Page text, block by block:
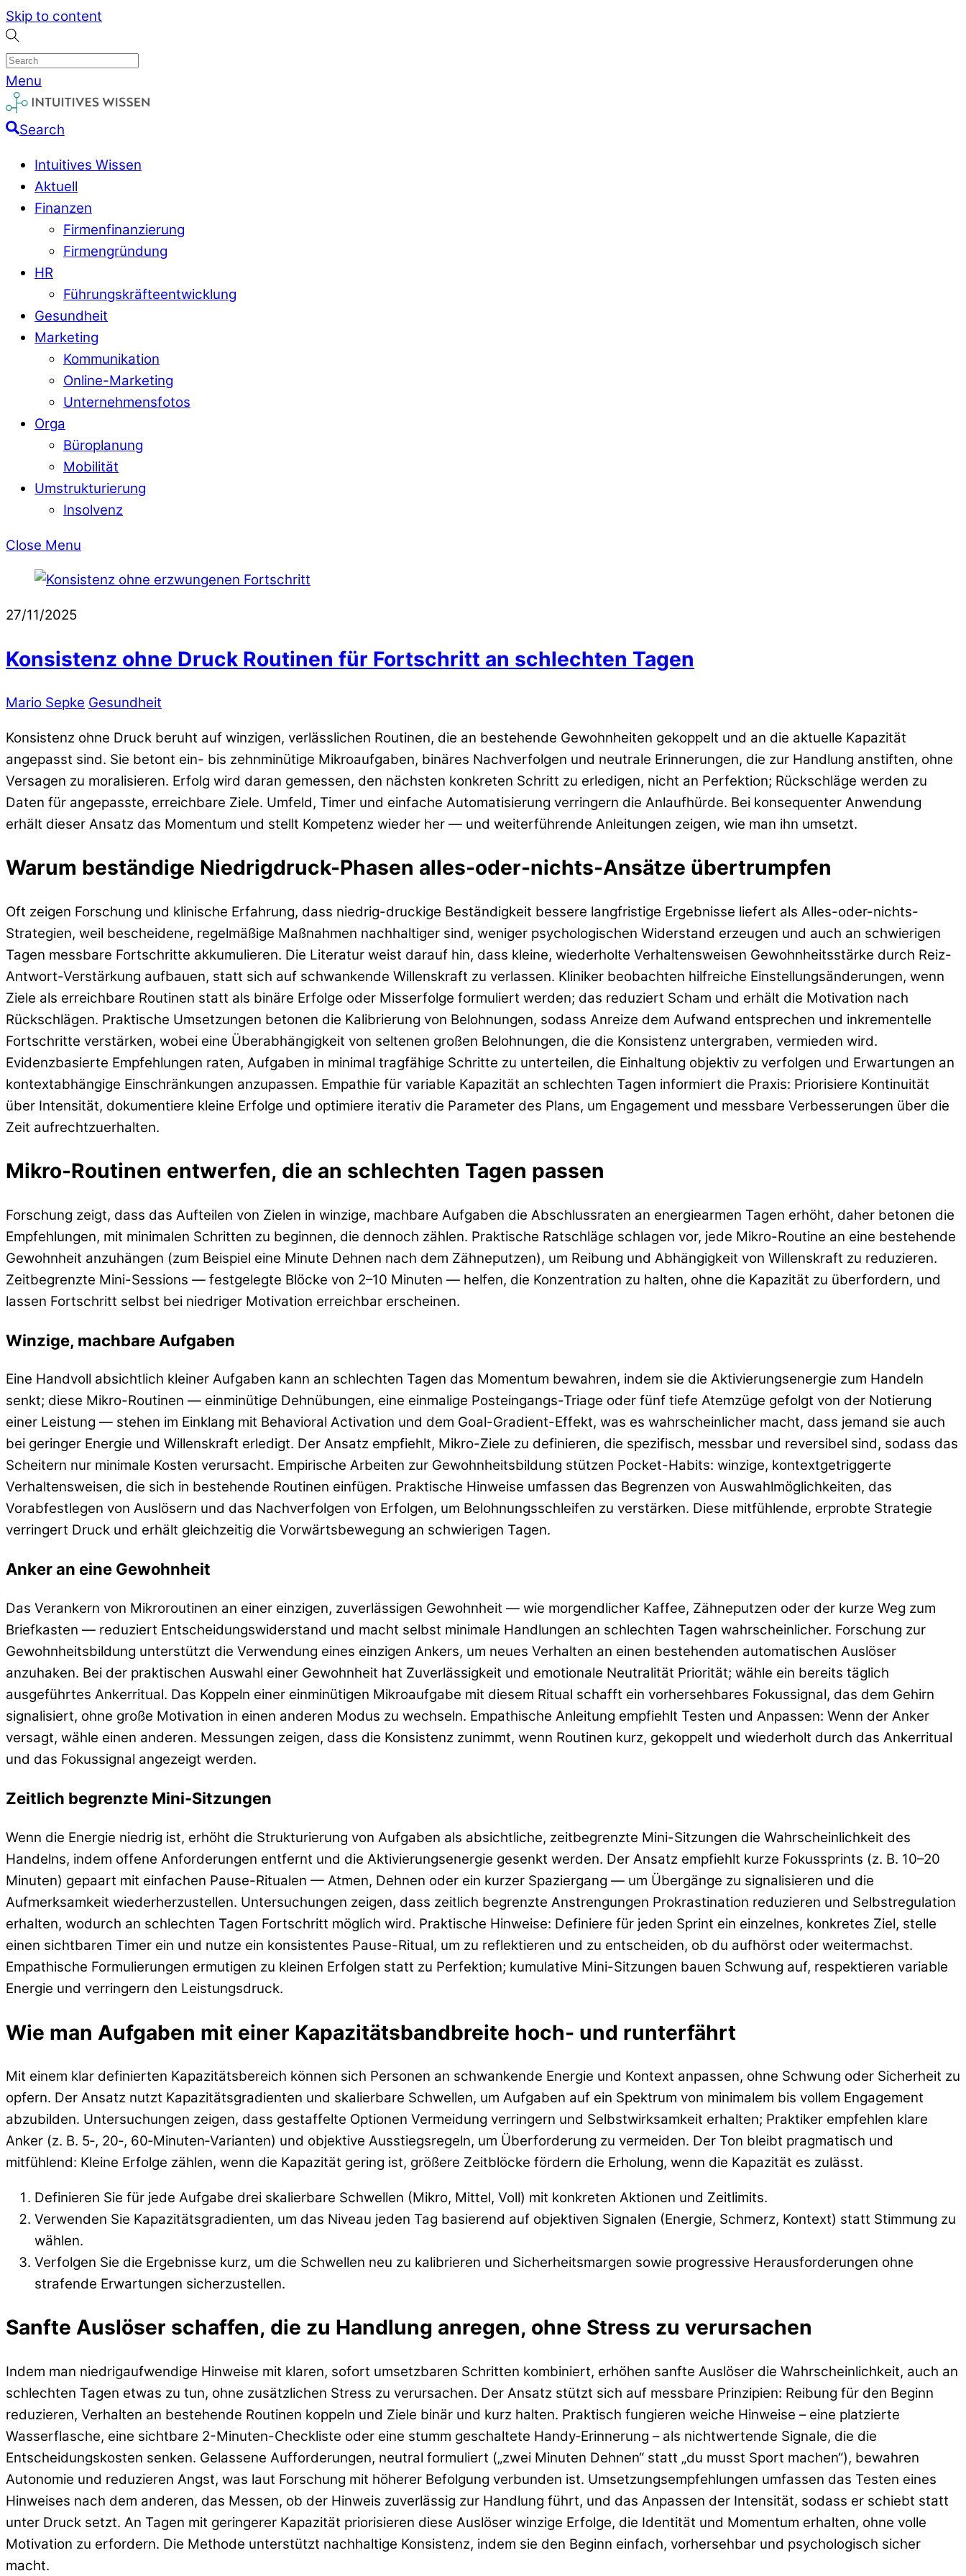
Skip to content
Menu
Search
Intuitives Wissen
Aktuell
Finanzen
Firmenfinanzierung
Firmengründung
HR
Führungskräfteentwicklung
Gesundheit
Marketing
Kommunikation
Online-Marketing
Unternehmensfotos
Orga
Büroplanung
Mobilität
Umstrukturierung
Insolvenz
Close Menu
27/11/2025
Konsistenz ohne Druck Routinen für Fortschritt an schlechten Tagen
Mario Sepke Gesundheit
Konsistenz ohne Druck beruht auf winzigen, verlässlichen Routinen, die an bestehende Gewohnheiten gekoppelt und an die aktuelle Kapazität
angepasst sind. Sie betont ein- bis zehnminütige Mikroaufgaben, binäres Nachverfolgen und neutrale Erinnerungen, die zur Handlung anstiften, ohne
Versagen zu moralisieren. Erfolg wird daran gemessen, den nächsten konkreten Schritt zu erledigen, nicht an Perfektion; Rückschläge werden zu
Daten für angepasste, erreichbare Ziele. Umfeld, Timer und einfache Automatisierung verringern die Anlaufhürde. Bei konsequenter Anwendung
erhält dieser Ansatz das Momentum und stellt Kompetenz wieder her — und weiterführende Anleitungen zeigen, wie man ihn umsetzt.
Warum beständige Niedrigdruck-Phasen alles-oder-nichts-Ansätze übertrumpfen
Oft zeigen Forschung und klinische Erfahrung, dass niedrig-druckige Beständigkeit bessere langfristige Ergebnisse liefert als Alles-oder-nichts-
Strategien, weil bescheidene, regelmäßige Maßnahmen nachhaltiger sind, weniger psychologischen Widerstand erzeugen und auch an schwierigen
Tagen messbare Fortschritte akkumulieren. Die Literatur weist darauf hin, dass kleine, wiederholte Verhaltensweisen Gewohnheitsstärke durch Reiz-
Antwort-Verstärkung aufbauen, statt sich auf schwankende Willenskraft zu verlassen. Kliniker beobachten hilfreiche Einstellungsänderungen, wenn
Ziele als erreichbare Routinen statt als binäre Erfolge oder Misserfolge formuliert werden; das reduziert Scham und erhält die Motivation nach
Rückschlägen. Praktische Umsetzungen betonen die Kalibrierung von Belohnungen, sodass Anreize dem Aufwand entsprechen und inkrementelle
Fortschritte verstärken, wobei eine Überabhängigkeit von seltenen großen Belohnungen, die die Konsistenz untergraben, vermieden wird.
Evidenzbasierte Empfehlungen raten, Aufgaben in minimal tragfähige Schritte zu unterteilen, die Einhaltung objektiv zu verfolgen und Erwartungen an
kontextabhängige Einschränkungen anzupassen. Empathie für variable Kapazität an schlechten Tagen informiert die Praxis: Priorisiere Kontinuität
über Intensität, dokumentiere kleine Erfolge und optimiere iterativ die Parameter des Plans, um Engagement und messbare Verbesserungen über die
Zeit aufrechtzuerhalten.
Mikro-Routinen entwerfen, die an schlechten Tagen passen
Forschung zeigt, dass das Aufteilen von Zielen in winzige, machbare Aufgaben die Abschlussraten an energiearmen Tagen erhöht, daher betonen die
Empfehlungen, mit minimalen Schritten zu beginnen, die dennoch zählen. Praktische Ratschläge schlagen vor, jede Mikro-Routine an eine bestehende
Gewohnheit anzuhängen (zum Beispiel eine Minute Dehnen nach dem Zähneputzen), um Reibung und Abhängigkeit von Willenskraft zu reduzieren.
Zeitbegrenzte Mini-Sessions — festgelegte Blöcke von 2–10 Minuten — helfen, die Konzentration zu halten, ohne die Kapazität zu überfordern, und
lassen Fortschritt selbst bei niedriger Motivation erreichbar erscheinen.
Winzige, machbare Aufgaben
Eine Handvoll absichtlich kleiner Aufgaben kann an schlechten Tagen das Momentum bewahren, indem sie die Aktivierungsenergie zum Handeln
senkt; diese Mikro-Routinen — einminütige Dehnübungen, eine einmalige Posteingangs-Triage oder fünf tiefe Atemzüge gefolgt von der Notierung
einer Leistung — stehen im Einklang mit Behavioral Activation und dem Goal-Gradient-Effekt, was es wahrscheinlicher macht, dass jemand sie auch
bei geringer Energie und Willenskraft erledigt. Der Ansatz empfiehlt, Mikro-Ziele zu definieren, die spezifisch, messbar und reversibel sind, sodass das
Scheitern nur minimale Kosten verursacht. Empirische Arbeiten zur Gewohnheitsbildung stützen Pocket-Habits: winzige, kontextgetriggerte
Verhaltensweisen, die sich in bestehende Routinen einfügen. Praktische Hinweise umfassen das Begrenzen von Auswahlmöglichkeiten, das
Vorabfestlegen von Auslösern und das Nachverfolgen von Erfolgen, um Belohnungsschleifen zu verstärken. Diese mitfühlende, erprobte Strategie
verringert Druck und erhält gleichzeitig die Vorwärtsbewegung an schwierigen Tagen.
Anker an eine Gewohnheit
Das Verankern von Mikroroutinen an einer einzigen, zuverlässigen Gewohnheit — wie morgendlicher Kaffee, Zähneputzen oder der kurze Weg zum
Briefkasten — reduziert Entscheidungswiderstand und macht selbst minimale Handlungen an schlechten Tagen wahrscheinlicher. Forschung zur
Gewohnheitsbildung unterstützt die Verwendung eines einzigen Ankers, um neues Verhalten an einen bestehenden automatischen Auslöser
anzuhaken. Bei der praktischen Auswahl einer Gewohnheit hat Zuverlässigkeit und emotionale Neutralität Priorität; wähle ein bereits täglich
ausgeführtes Ankerritual. Das Koppeln einer einminütigen Mikroaufgabe mit diesem Ritual schafft ein vorhersehbares Fokussignal, das dem Gehirn
signalisiert, ohne große Motivation in einen anderen Modus zu wechseln. Empathische Anleitung empfiehlt Testen und Anpassen: Wenn der Anker
versagt, wähle einen anderen. Messungen zeigen, dass die Konsistenz zunimmt, wenn Routinen kurz, gekoppelt und wiederholt durch das Ankerritual
und das Fokussignal angezeigt werden.
Zeitlich begrenzte Mini-Sitzungen
Wenn die Energie niedrig ist, erhöht die Strukturierung von Aufgaben als absichtliche, zeitbegrenzte Mini-Sitzungen die Wahrscheinlichkeit des
Handelns, indem offene Anforderungen entfernt und die Aktivierungsenergie gesenkt werden. Der Ansatz empfiehlt kurze Fokussprints (z. B. 10–20
Minuten) gepaart mit einfachen Pause-Ritualen — Atmen, Dehnen oder ein kurzer Spaziergang — um Übergänge zu signalisieren und die
Aufmerksamkeit wiederherzustellen. Untersuchungen zeigen, dass zeitlich begrenzte Anstrengungen Prokrastination reduzieren und Selbstregulation
erhalten, wodurch an schlechten Tagen Fortschritt möglich wird. Praktische Hinweise: Definiere für jeden Sprint ein einzelnes, konkretes Ziel, stelle
einen sichtbaren Timer ein und nutze ein konsistentes Pause-Ritual, um zu reflektieren und zu entscheiden, ob du aufhörst oder weitermachst.
Empathische Formulierungen ermutigen zu kleinen Erfolgen statt zu Perfektion; kumulative Mini-Sitzungen bauen Schwung auf, respektieren variable
Energie und verringern den Leistungsdruck.
Wie man Aufgaben mit einer Kapazitätsbandbreite hoch- und runterfährt
Mit einem klar definierten Kapazitätsbereich können sich Personen an schwankende Energie und Kontext anpassen, ohne Schwung oder Sicherheit zu
opfern. Der Ansatz nutzt Kapazitätsgradienten und skalierbare Schwellen, um Aufgaben auf ein Spektrum von minimalem bis vollem Engagement
abzubilden. Untersuchungen zeigen, dass gestaffelte Optionen Vermeidung verringern und Selbstwirksamkeit erhalten; Praktiker empfehlen klare
Anker (z. B. 5‑, 20‑, 60‑Minuten‑Varianten) und objektive Ausstiegsregeln, um Überforderung zu vermeiden. Der Ton bleibt pragmatisch und
mitfühlend: Kleine Erfolge zählen, wenn die Kapazität gering ist, größere Zeitblöcke fördern die Erholung, wenn die Kapazität es zulässt.
Definieren Sie für jede Aufgabe drei skalierbare Schwellen (Mikro, Mittel, Voll) mit konkreten Aktionen und Zeitlimits.
Verwenden Sie Kapazitätsgradienten, um das Niveau jeden Tag basierend auf objektiven Signalen (Energie, Schmerz, Kontext) statt Stimmung zu
wählen.
Verfolgen Sie die Ergebnisse kurz, um die Schwellen neu zu kalibrieren und Sicherheitsmargen sowie progressive Herausforderungen ohne
strafende Erwartungen sicherzustellen.
Sanfte Auslöser schaffen, die zu Handlung anregen, ohne Stress zu verursachen
Indem man niedrigaufwendige Hinweise mit klaren, sofort umsetzbaren Schritten kombiniert, erhöhen sanfte Auslöser die Wahrscheinlichkeit, auch an
schlechten Tagen etwas zu tun, ohne zusätzlichen Stress zu verursachen. Der Ansatz stützt sich auf messbare Prinzipien: Reibung für den Beginn
reduzieren, Verhalten an bestehende Routinen koppeln und Ziele binär und kurz halten. Praktisch fungieren weiche Hinweise – eine platzierte
Wasserflasche, eine sichtbare 2-Minuten-Checkliste oder eine stumm geschaltete Handy‑Erinnerung – als nichtwertende Signale, die die
Entscheidungskosten senken. Gelassene Aufforderungen, neutral formuliert („zwei Minuten Dehnen“ statt „du musst Sport machen“), bewahren
Autonomie und reduzieren Angst, was laut Forschung mit höherer Befolgung verbunden ist. Umsetzungsempfehlungen umfassen das Testen eines
Hinweises nach dem anderen, das Messen, ob der Hinweis zuverlässig zur Handlung führt, und das Anpassen der Intensität, sodass er schiebt statt
unter Druck setzt. An Tagen mit geringerer Kapazität priorisieren diese Auslöser winzige Erfolge, die Identität und Momentum erhalten, ohne volle
Motivation zu erfordern. Die Methode unterstützt nachhaltige Konsistenz, indem sie den Beginn einfach, vorhersehbar und psychologisch sicher
macht.